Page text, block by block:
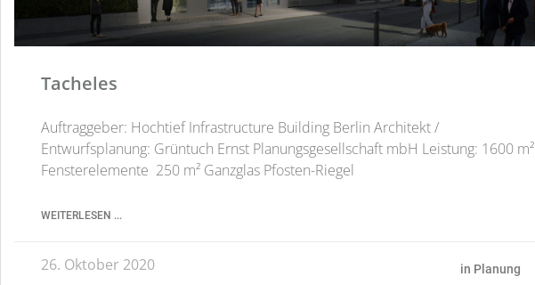
in Planung
Tacheles
Auftraggeber: Hochtief Infrastructure Building Berlin Architekt /
Entwurfsplanung: Grüntuch Ernst Planungsgesellschaft mbH Leistung: 1600 m²
Fensterelemente 250 m² Ganzglas Pfosten-Riegel
WEITERLESEN ...
26. Oktober 2020